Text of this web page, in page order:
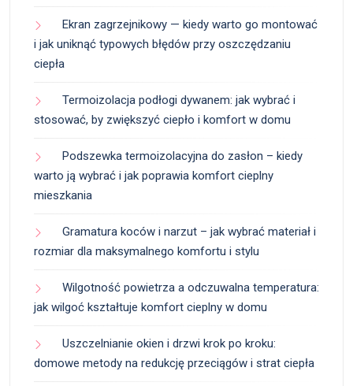
Ekran zagrzejnikowy — kiedy warto go montować
i jak uniknąć typowych błędów przy oszczędzaniu
ciepła
Termoizolacja podłogi dywanem: jak wybrać i
stosować, by zwiększyć ciepło i komfort w domu
Podszewka termoizolacyjna do zasłon – kiedy
warto ją wybrać i jak poprawia komfort cieplny
mieszkania
Gramatura koców i narzut – jak wybrać materiał i
rozmiar dla maksymalnego komfortu i stylu
Wilgotność powietrza a odczuwalna temperatura:
jak wilgoć kształtuje komfort cieplny w domu
Uszczelnianie okien i drzwi krok po kroku:
domowe metody na redukcję przeciągów i strat ciepła